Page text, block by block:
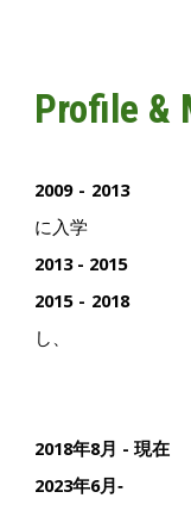
Profile &
2009 - 2013
に入学
2013 - 2015
2015 - 2018
し、
2018年8月 - 現在
2023年6月‐